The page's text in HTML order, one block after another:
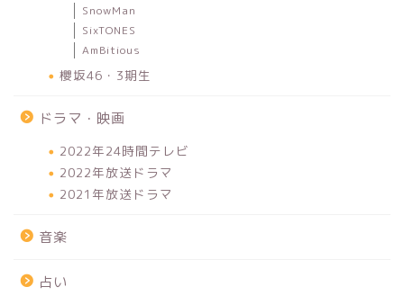
SnowMan
SixTONES
AmBitious
櫻坂46・3期生
ドラマ・映画
2022年24時間テレビ
2022年放送ドラマ
2021年放送ドラマ
音楽
占い